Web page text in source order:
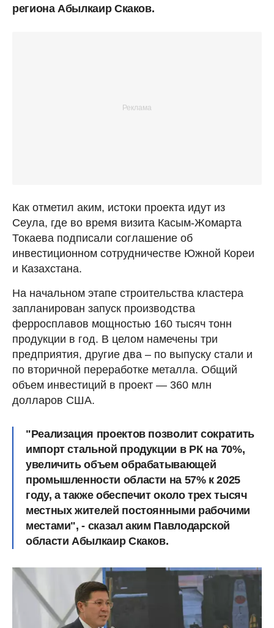
региона Абылкаир Скаков.
Как отметил аким, истоки проекта идут из
Сеула, где во время визита Касым-Жомарта
Токаева подписали соглашение об
инвестиционном сотрудничестве Южной Кореи
и Казахстана.
На начальном этапе строительства кластера
запланирован запуск производства
ферросплавов мощностью 160 тысяч тонн
продукции в год. В целом намечены три
предприятия, другие два – по выпуску стали и
по вторичной переработке металла. Общий
объем инвестиций в проект — 360 млн
долларов США.
"Реализация проектов позволит сократить
импорт стальной продукции в РК на 70%,
увеличить объем обрабатывающей
промышленности области на 57% к 2025
году, а также обеспечит около трех тысяч
местных жителей постоянными рабочими
местами", - сказал аким Павлодарской
области Абылкаир Скаков.